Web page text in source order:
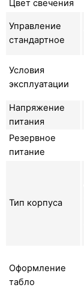
Цвет свечения
Управление
стандартное
Условия
эксплуатации
Напряжение
питания
Резервное
питание
Тип корпуса
Оформление
табло